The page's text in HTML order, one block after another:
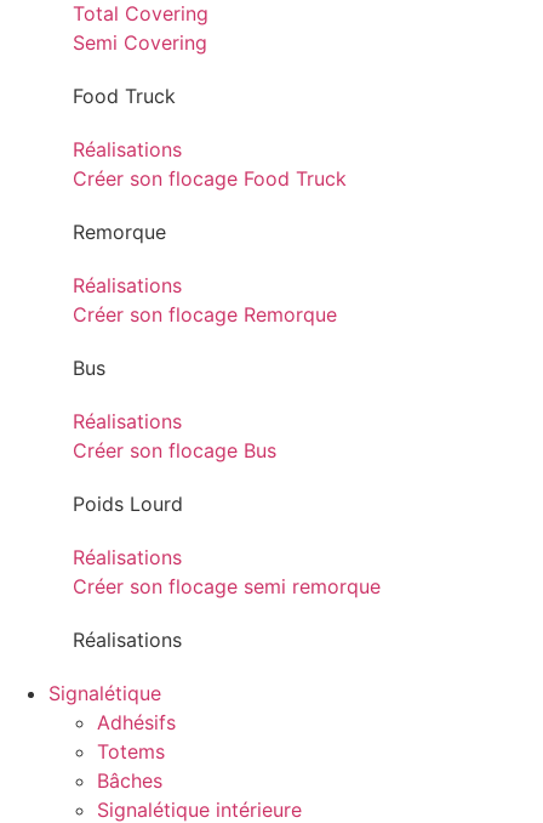
Total Covering
Semi Covering
Food Truck
Réalisations
Créer son flocage Food Truck
Remorque
Réalisations
Créer son flocage Remorque
Bus
Réalisations
Créer son flocage Bus
Poids Lourd
Réalisations
Créer son flocage semi remorque
Réalisations
Signalétique
Adhésifs
Totems
Bâches
Signalétique intérieure